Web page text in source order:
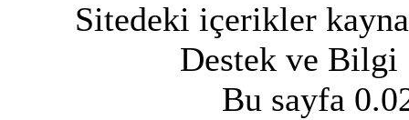
Sitedeki içerikler
Destek ve
Bu sayfa